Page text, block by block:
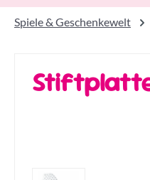
Spiele & Geschenkewelt
Bildergalerie